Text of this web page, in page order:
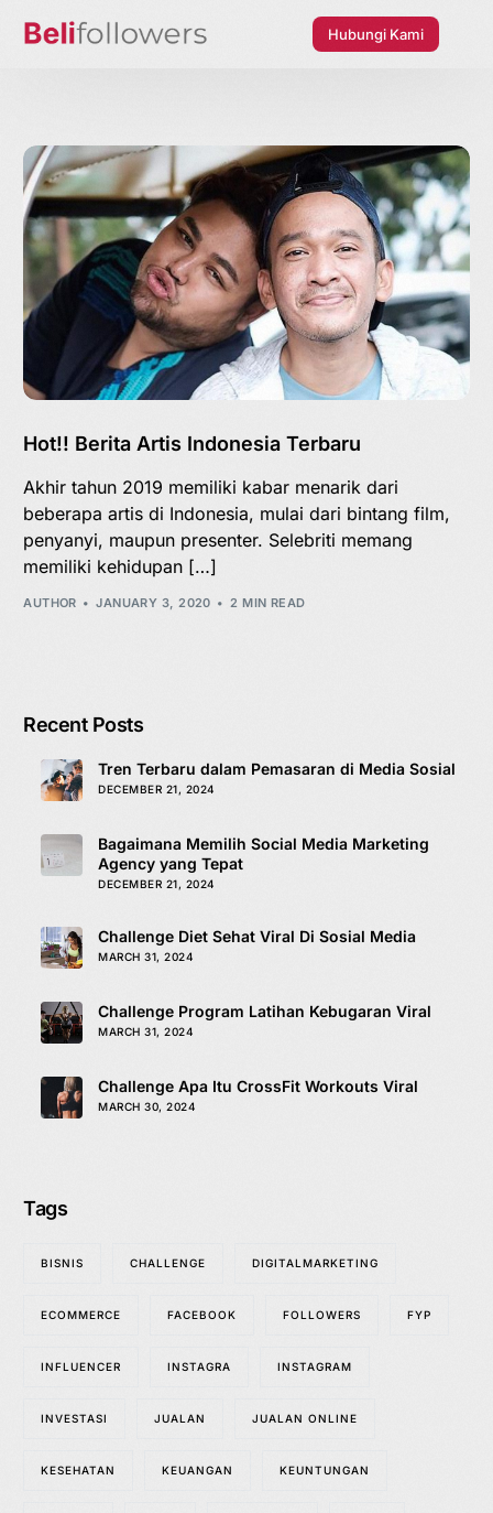
Hubungi Kami
Hot!! Berita Artis Indonesia Terbaru
Akhir tahun 2019 memiliki kabar menarik dari
beberapa artis di Indonesia, mulai dari bintang film,
penyanyi, maupun presenter. Selebriti memang
memiliki kehidupan […]
AUTHOR JANUARY 3, 2020 2 MIN READ
Recent Posts
Tren Terbaru dalam Pemasaran di Media Sosial
DECEMBER 21, 2024
Bagaimana Memilih Social Media Marketing
Agency yang Tepat
DECEMBER 21, 2024
Challenge Diet Sehat Viral Di Sosial Media
MARCH 31, 2024
Challenge Program Latihan Kebugaran Viral
MARCH 31, 2024
Challenge Apa Itu CrossFit Workouts Viral
MARCH 30, 2024
Tags
BISNIS CHALLENGE DIGITALMARKETING
ECOMMERCE FACEBOOK FOLLOWERS FYP
INFLUENCER INSTAGRA INSTAGRAM
INVESTASI JUALAN JUALAN ONLINE
KESEHATAN KEUANGAN KEUNTUNGAN